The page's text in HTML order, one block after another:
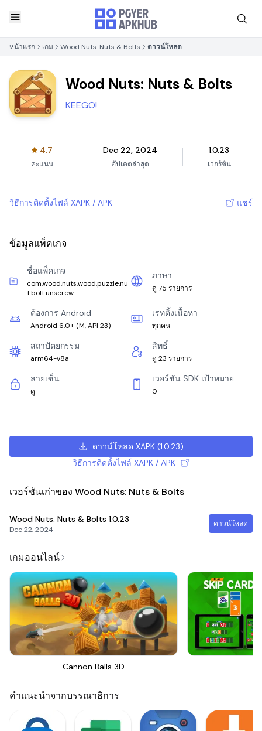
หน้าแรก เกม Wood Nuts: Nuts & Bolts ดาวน์โหลด
Wood Nuts: Nuts & Bolts
KEEGO!
4.7
คะแนน
Dec 22, 2024
อัปเดตล่าสุด
1.0.23
เวอร์ชัน
วิธีการติดตั้งไฟล์ XAPK / APK แชร์
ข้อมูลแพ็คเกจ
ชื่อแพ็คเกจ
com.wood.nuts.wood.puzzle.nu
t.bolt.unscrew
ภาษา
ดู 75 รายการ
ต้องการ Android
Android 6.0+ (M, API 23)
เรทติ้งเนื้อหา
ทุกคน
สถาปัตยกรรม
arm64-v8a
สิทธิ์
ดู 23 รายการ
ลายเซ็น
ดู
เวอร์ชัน SDK เป้าหมาย
0
ดาวน์โหลด XAPK(1.0.23)
วิธีการติดตั้งไฟล์ XAPK / APK
เวอร์ชันเก่าของ Wood Nuts: Nuts & Bolts
Wood Nuts: Nuts & Bolts 1.0.23
Dec 22, 2024
ดาวน์โหลด
เกมออนไลน์
Cannon Balls 3D
คำแนะนำจากบรรณาธิการ